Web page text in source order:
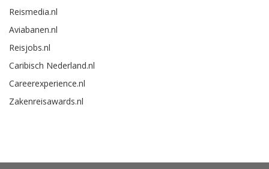
Reismedia.nl
Aviabanen.nl
Reisjobs.nl
Caribisch Nederland.nl
Careerexperience.nl
Zakenreisawards.nl